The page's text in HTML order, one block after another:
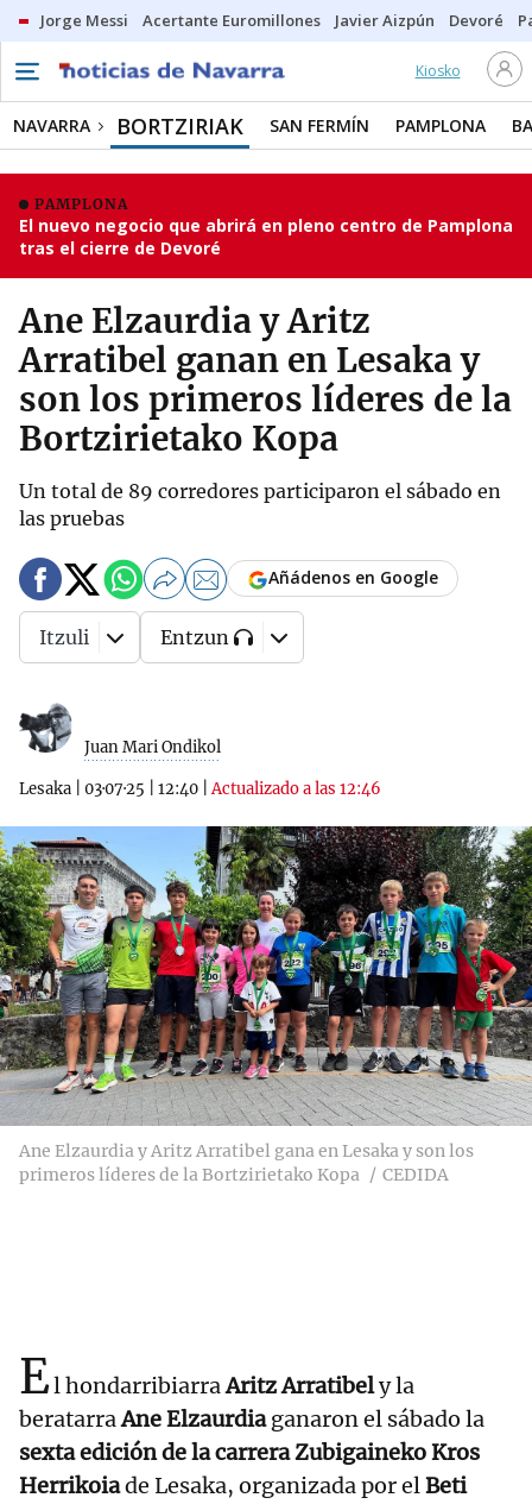
Jorge Messi Acertante Euromillones Javier Aizpún Devoré
Kiosko
NAVARRA BORTZIRIAK SAN FERMÍN PAMPLONA
PAMPLONA
El nuevo negocio que abrirá en pleno centro de Pamplona
tras el cierre de Devoré
Ane Elzaurdia y Aritz
Arratibel ganan en Lesaka y
son los primeros líderes de la
Bortzirietako Kopa
Un total de 89 corredores participaron el sábado en
las pruebas
Juan Mari Ondikol
Lesaka 03·07·25 12:40 |Actualizado a las 12:46
Añádenos en Google
Itzuli Entzun
Ane Elzaurdia y Aritz Arratibel gana en Lesaka y son los
primeros líderes de la Bortzirietako Kopa
CEDIDA
El hondarribiarraAritz Arratibely la
beratarraAne Elzaurdiaganaron el sábado la
sexta edición de la carrera Zubigaineko Kros
Herrikoiade Lesaka, organizada por elBeti